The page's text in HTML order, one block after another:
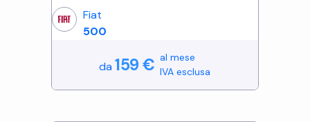
Fiat
500
da 159€ al mese
IVA esclusa